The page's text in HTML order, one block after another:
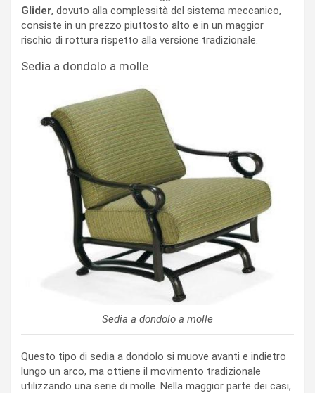
Glider, dovuto alla complessità del sistema meccanico,
consiste in un prezzo piuttosto alto e in un maggior
rischio di rottura rispetto alla versione tradizionale.
Sedia a dondolo a molle
Sedia a dondolo a molle
Questo tipo di sedia a dondolo si muove avanti e indietro
lungo un arco, ma ottiene il movimento tradizionale
utilizzando una serie di molle. Nella maggior parte dei casi,